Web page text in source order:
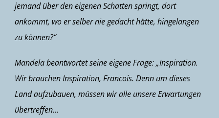
jemand über den eigenen Schatten springt, dort
ankommt, wo er selber nie gedacht hätte, hingelangen
zu können?“
Mandela beantwortet seine eigene Frage: „Inspiration.
Wir brauchen Inspiration, Francois. Denn um dieses
Land aufzubauen, müssen wir alle unsere Erwartungen
übertreffen…